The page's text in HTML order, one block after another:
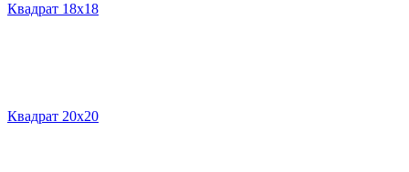
Квадрат 18х18
Квадрат 20х20